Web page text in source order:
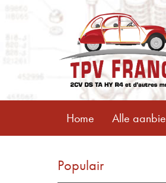
Home Alle
Populair